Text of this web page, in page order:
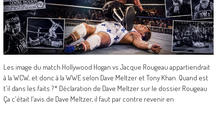
Les image du match Hollywood Hogan vs Jacque Rougeau appartiendrait
à la WCW, et donc à la WWE selon Dave Meltzer et Tony Khan. Quand est
t'il dans les faits ?* Déclaration de Dave Meltzer sur le dossier Rougeau
Ça c'était l'avis de Dave Meltzer, il faut par contre revenir en